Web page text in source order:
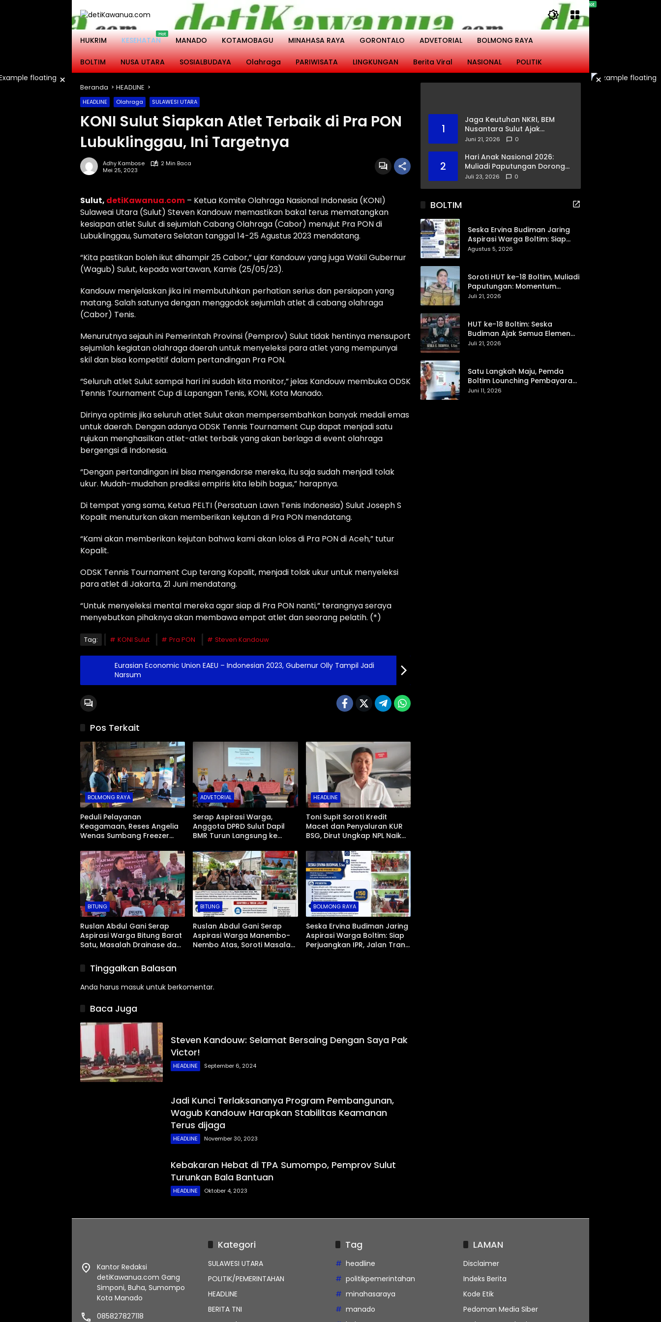
HUKRIM
KESEHATAN MANADO KOTAMOBAGU MINAHASA RAYA GORONTALO ADVETORIAL BOLMONG RAYA
BOLTIM NUSA UTARA SOSIALBUDAYA Olahraga PARIWISATA LINGKUNGAN Berita Viral NASIONAL POLITIK
× ×
Beranda HEADLINE
HEADLINE Olahraga SULAWESI UTARA
KONI Sulut Siapkan Atlet Terbaik di Pra PON
Lubuklinggau, Ini Targetnya
Adhy Kambose
2 Min Baca
Mei 25, 2023
Sulut, detiKawanua.com – Ketua Komite Olahraga Nasional Indonesia (KONI)
Sulaweai Utara (Sulut) Steven Kandouw memastikan bakal terus mematangkan
kesiapan atlet Sulut di sejumlah Cabang Olahraga (Cabor) menujut Pra PON di
Lubuklinggau, Sumatera Selatan tanggal 14-25 Agustus 2023 mendatang.
“Kita pastikan boleh ikut dihampir 25 Cabor,” ujar Kandouw yang juga Wakil Gubernur
(Wagub) Sulut, kepada wartawan, Kamis (25/05/23).
Kandouw menjelaskan jika ini membutuhkan perhatian serius dan persiapan yang
matang. Salah satunya dengan menggodok sejumlah atlet di cabang olahraga
(Cabor) Tenis.
Menurutnya sejauh ini Pemerintah Provinsi (Pemprov) Sulut tidak hentinya mensuport
sejumlah kegiatan olahraga daerah untuk menyeleksi para atlet yang mempunyai
skil dan bisa kompetitif dalam pertandingan Pra PON.
“Seluruh atlet Sulut sampai hari ini sudah kita monitor,” jelas Kandouw membuka ODSK
Tennis Tournament Cup di Lapangan Tenis, KONI, Kota Manado.
Dirinya optimis jika seluruh atlet Sulut akan mempersembahkan banyak medali emas
untuk daerah. Dengan adanya ODSK Tennis Tournament Cup dapat menjadi satu
rujukan menghasilkan atlet-atlet terbaik yang akan berlaga di event olahraga
bergengsi di Indonesia.
“Dengan pertandingan ini bisa mengendorse mereka, itu saja sudah menjadi tolak
ukur. Mudah-mudahan prediksi empiris kita lebih bagus,” harapnya.
Di tempat yang sama, Ketua PELTI (Persatuan Lawn Tenis Indonesia) Sulut Joseph S
Kopalit menuturkan akan memberikan kejutan di Pra PON mendatang.
“Kami akan memberikan kejutan bahwa kami akan lolos di Pra PON di Aceh,” tutur
Kopalit.
ODSK Tennis Tournament Cup terang Kopalit, menjadi tolak ukur untuk menyeleksi
para atlet di Jakarta, 21 Juni mendatang.
“Untuk menyeleksi mental mereka agar siap di Pra PON nanti,” terangnya seraya
menyebutkan pihaknya akan membawa empat atlet dan seorang pelatih. (*)
Tag: KONI Sulut Pra PON Steven Kandouw
Eurasian Economic Union EAEU – Indonesian 2023, Gubernur Olly Tampil Jadi
Narsum
Pos Terkait
BOLMONG RAYA
Peduli Pelayanan
Keagamaan, Reses Angelia
Wenas Sumbang Freezer
Mopugad Bolmong
ADVETORIAL
Serap Aspirasi Warga,
Anggota DPRD Sulut Dapil
BMR Turun Langsung ke
HEADLINE
Toni Supit Soroti Kredit
Macet dan Penyaluran KUR
BSG, Dirut Ungkap NPL Naik
BITUNG
Ruslan Abdul Gani Serap
Aspirasi Warga Bitung Barat
Satu, Masalah Drainase dan
BITUNG
Ruslan Abdul Gani Serap
Aspirasi Warga Manembo-
Nembo Atas, Soroti Masalah
BOLMONG RAYA
Seska Ervina Budiman Jaring
Aspirasi Warga Boltim: Siap
Perjuangkan IPR, Jalan Trans,
Tinggalkan Balasan
Anda harus masuk untuk berkomentar.
Baca Juga
Steven Kandouw: Selamat Bersaing Dengan Saya Pak
Victor!
HEADLINE September 6, 2024
Jadi Kunci Terlaksananya Program Pembangunan,
Wagub Kandouw Harapkan Stabilitas Keamanan
Terus dijaga
HEADLINE November 30, 2023
Kebakaran Hebat di TPA Sumompo, Pemprov Sulut
Turunkan Bala Bantuan
HEADLINE Oktober 4, 2023
1
Jaga Keutuhan NKRI, BEM
Nusantara Sulut Ajak
Masyarakat Gandeng Polri
Kondusif
Juni 21, 2026 0
2
Hari Anak Nasional 2026:
Muliadi Paputungan Dorong
Pemerataan Akses
Juli 23, 2026 0
BOLTIM
Seska Ervina Budiman Jaring
Aspirasi Warga Boltim: Siap
Perjuangkan IPR, Jalan Trans,
Agustus 5, 2026
Soroti HUT ke-18 Boltim, Muliadi
Paputungan: Momentum
Refleksi Menuju Daerah Mandiri
Juli 21, 2026
HUT ke-18 Boltim: Seska
Budiman Ajak Semua Elemen
Bersinergi untuk Kemajuan
Juli 21, 2026
Satu Langkah Maju, Pemda
Boltim Lounching Pembayaran
PBB Lewat Scan Qris
Juni 11, 2026
Kantor Redaksi
detiKawanua.com Gang
Simponi, Buha, Sumompo
Kota Manado
085827827118
Kategori
SULAWESI UTARA
POLITIK/PEMERINTAHAN
HEADLINE
BERITA TNI
Tag
headline
politikpemerintahan
minahasaraya
manado
LAMAN
Disclaimer
Indeks Berita
Kode Etik
Pedoman Media Siber